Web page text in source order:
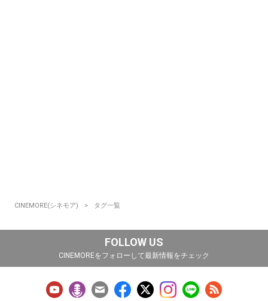
CINEMORE(シネモア) タグ一覧
FOLLOW US
CINEMOREをフォローして最新情報をチェック